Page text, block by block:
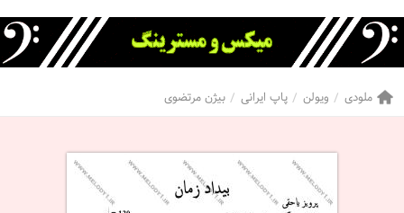
ملودی ویولن پاپ ایرانی بیژن مرتضوی